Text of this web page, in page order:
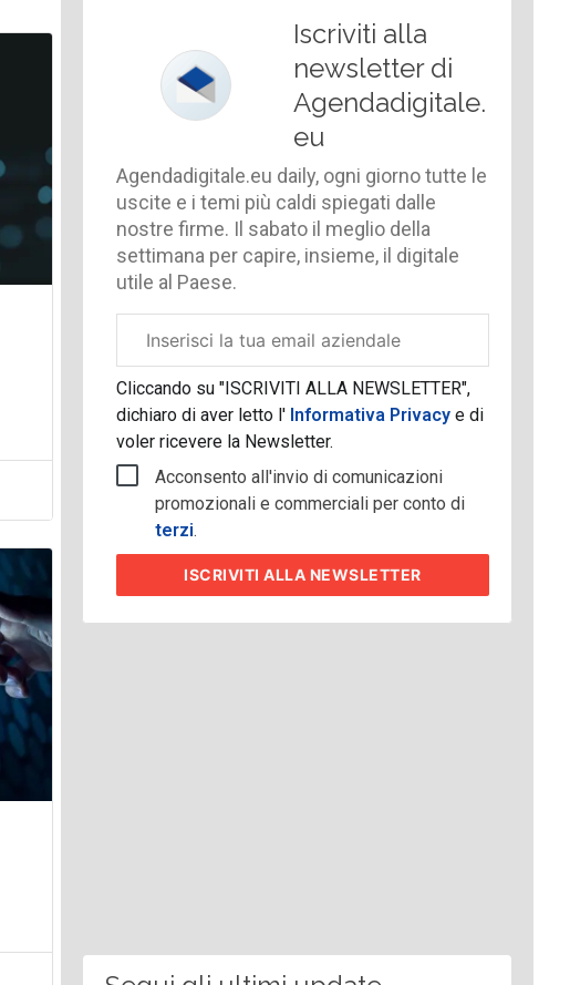
Iscriviti alla
newsletter di
Agendadigitale.
eu
Agendadigitale.eu daily, ogni giorno tutte le
uscite e i temi più caldi spiegati dalle
nostre firme. Il sabato il meglio della
settimana per capire, insieme, il digitale
utile al Paese.
aziendale
Cliccando su "ISCRIVITI ALLA NEWSLETTER",
dichiaro di aver letto l' Informativa Privacye di
voler ricevere la Newsletter.
Acconsento all'invio di comunicazioni
promozionali e commerciali per conto di
terzi.
ISCRIVITIALLA NEWSLETTER